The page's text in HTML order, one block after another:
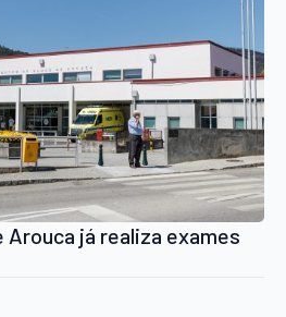
Arouca já realiza exames